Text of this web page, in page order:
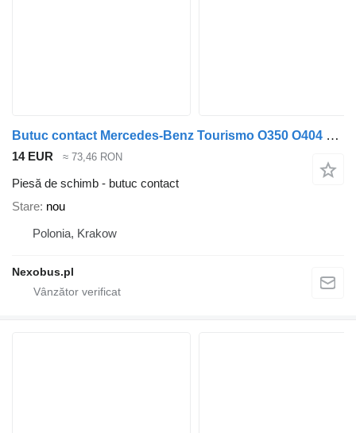
Butuc contact Mercedes-Benz Tourismo O350 O404 0-90, 0-180 pentru autobuz Setra 315 316 317 319
14 EUR ≈ 73,46 RON
Piesă de schimb - butuc contact
Stare nou
Polonia, Krakow
Nexobus.pl